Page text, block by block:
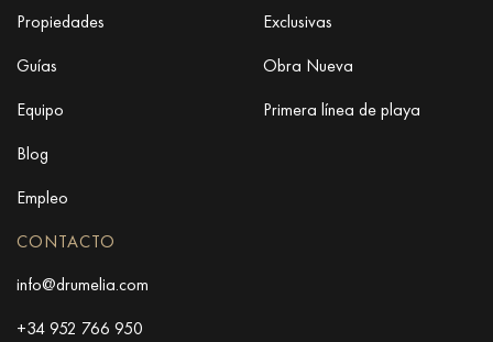
Propiedades
Guías
Equipo
Blog
Empleo
Exclusivas
Obra Nueva
Primera línea de playa
CONTACTO
info@drumelia.com
+34 952 766 950